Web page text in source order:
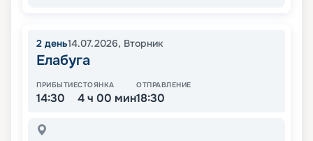
2 день14.07.2026, Вторник
Елабуга
ПРИБЫТИЕ
14:30
СТОЯНКА
4 ч 00 мин
ОТПРАВЛЕНИЕ
18:30